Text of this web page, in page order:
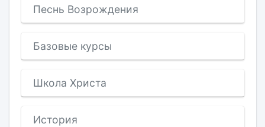
Песнь Возрождения
Базовые курсы
Школа Христа
История